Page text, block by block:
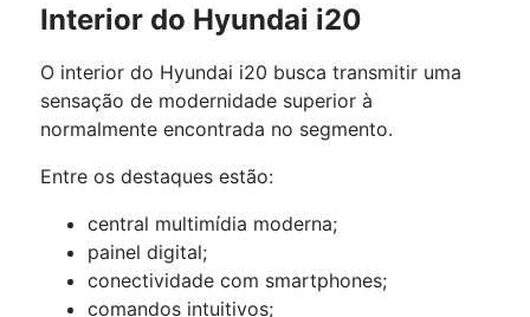
Interior do Hyundai i20
O interior do Hyundai i20 busca transmitir uma
sensação de modernidade superior à
normalmente encontrada no segmento.
Entre os destaques estão:
central multimídia moderna;
painel digital;
conectividade com smartphones;
comandos intuitivos;